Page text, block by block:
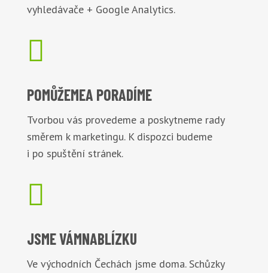
vyhledávače + Google Analytics.

POMŮŽEMEA PORADÍME
Tvorbou vás provedeme a poskytneme rady
směrem k marketingu. K dispozci budeme
i po spuštění stránek.

JSME VÁMNABLÍZKU
Ve východních Čechách jsme doma. Schůzky